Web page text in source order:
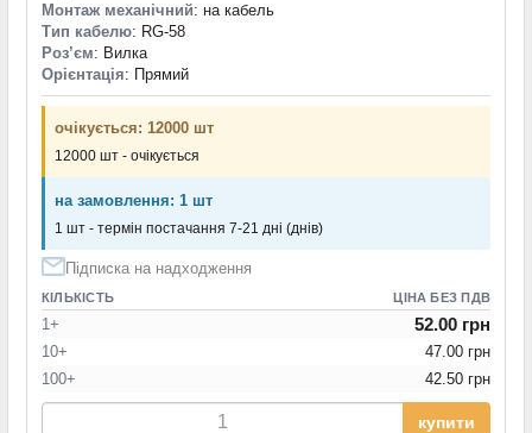
Монтаж механічний: на кабель
Тип кабелю: RG-58
Роз’єм: Вилка
Орієнтація: Прямий
очікується: 12000 шт
12000 шт - очікується
на замовлення: 1 шт
1 шт - термін постачання 7-21 дні (днів)
Підписка на надходження
КІЛЬКІСТЬ ЦІНА БЕЗ ПДВ
1+ 52.00 грн
10+
47.00 грн
100+
42.50 грн
купити